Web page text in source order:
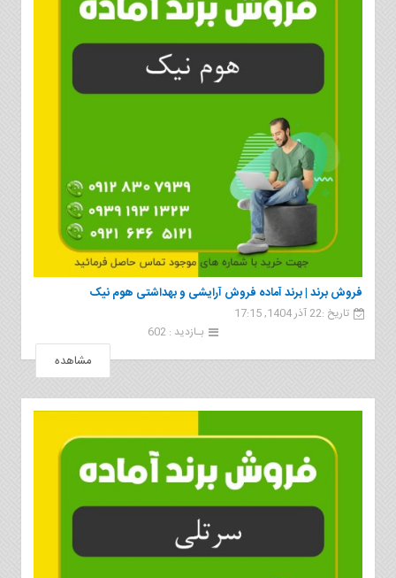
فروش برند | برند آماده فروش آرایشی و بهداشتی هوم نیک
تاریخ :22 آذر 1404, 17:15
بـازدید : 602
مشاهده